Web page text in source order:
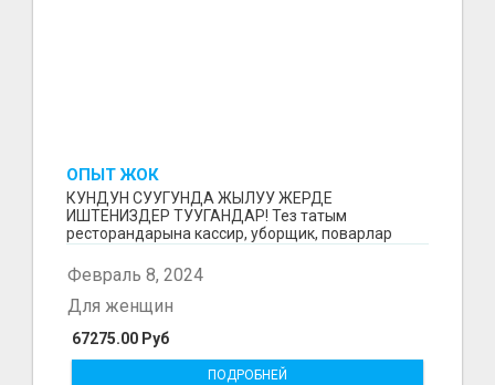
ОПЫТ ЖОК
КУНДУН СУУГУНДА ЖЫЛУУ ЖЕРДЕ
ИШТЕНИЗДЕР ТУУГАНДАР! Тез татым
ресторандарына кассир, уборщик, поварлар
Февраль 8, 2024
67275.00 Руб
Для женщин
ПОДРОБНЕЙ